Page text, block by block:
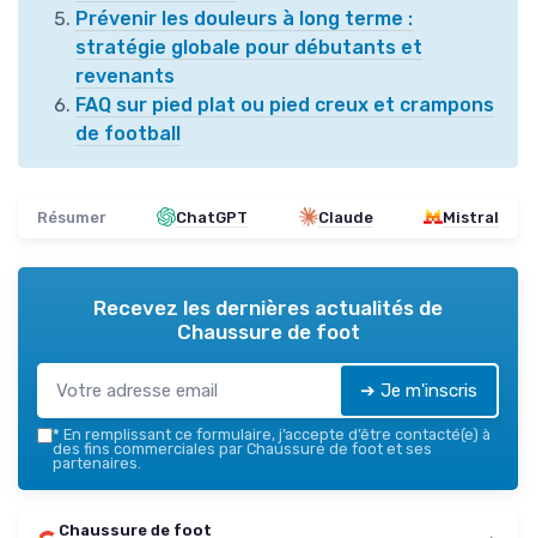
Prévenir les douleurs à long terme :
stratégie globale pour débutants et
revenants
FAQ sur pied plat ou pied creux et crampons
de football
Résumer ChatGPT Claude Mistral
Recevez les dernières actualités de
Chaussure de foot
➔ Je m'inscris
* En remplissant ce formulaire, j’accepte d’être contacté(e) à
des fins commerciales par Chaussure de foot et ses
partenaires.
Chaussure de foot